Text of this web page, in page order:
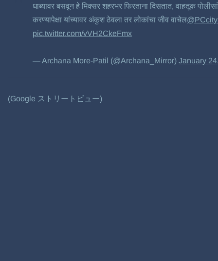
धाब्यावर बसवून हे मिक्सर शहरभर फिरताना दिसतात, वाहतूक
करण्यापेक्षा यांच्यावर अंकुश ठेवला तर लोकांचा जीव वाचेल
pic.twitter.com/vVH2CkeFmx
— Archana More-Patil (@Archana_Mirror)January
(Google ストリートビュー)